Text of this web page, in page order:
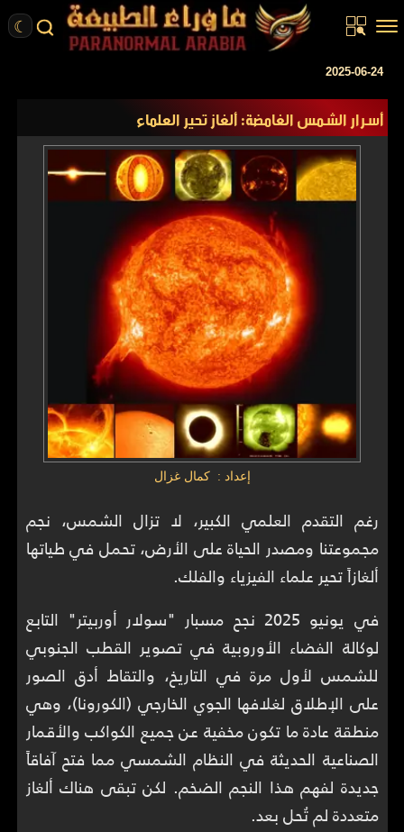
☾
الرئيسية
مقالات
قصص واقعية
2025-06-24
أسرار الشمس الغامضة: ألغاز تحير العلماء
إعداد : كمال غزال
رغم التقدم العلمي الكبير، لا تزال الشمس، نجم
مجموعتنا ومصدر الحياة على الأرض، تحمل في طياتها
ألغازاً تحير علماء الفيزياء والفلك.
في يونيو 2025 نجح مسبار "سولار أوربيتر" التابع
لوكالة الفضاء الأوروبية في تصوير القطب الجنوبي
للشمس لأول مرة في التاريخ، والتقاط أدق الصور
على الإطلاق لغلافها الجوي الخارجي (الكورونا)، وهي
منطقة عادة ما تكون مخفية عن جميع الكواكب والأقمار
الصناعية الحديثة في النظام الشمسي مما فتح آفاقاً
جديدة لفهم هذا النجم الضخم. لكن تبقى هناك ألغاز
متعددة لم تُحل بعد.